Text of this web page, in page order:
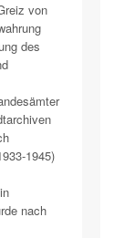
von
des
1945)
nach